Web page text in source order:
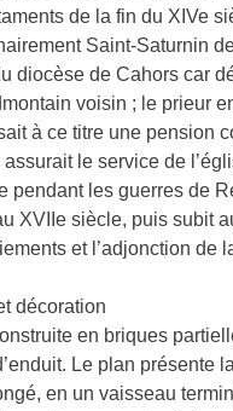
de la fin du XIVe
Saint-Saturnin
diocèse de Cahors car
voisin ; le prieur
à ce titre une pension
le service de
pendant les guerres de
XVIIe siècle, puis subit
et l’adjonction de
décoration
en briques
Le plan présente
en un vaisseau